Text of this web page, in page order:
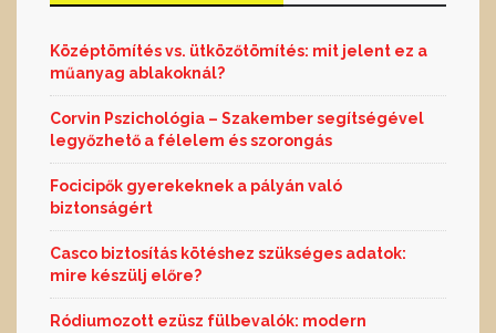
Középtömítés vs. ütközőtömítés: mit jelent ez a
műanyag ablakoknál?
Corvin Pszichológia – Szakember segítségével
legyőzhető a félelem és szorongás
Focicipők gyerekeknek a pályán való
biztonságért
Casco biztosítás kötéshez szükséges adatok:
mire készülj előre?
Ródiumozott ezüsz fülbevalók: modern